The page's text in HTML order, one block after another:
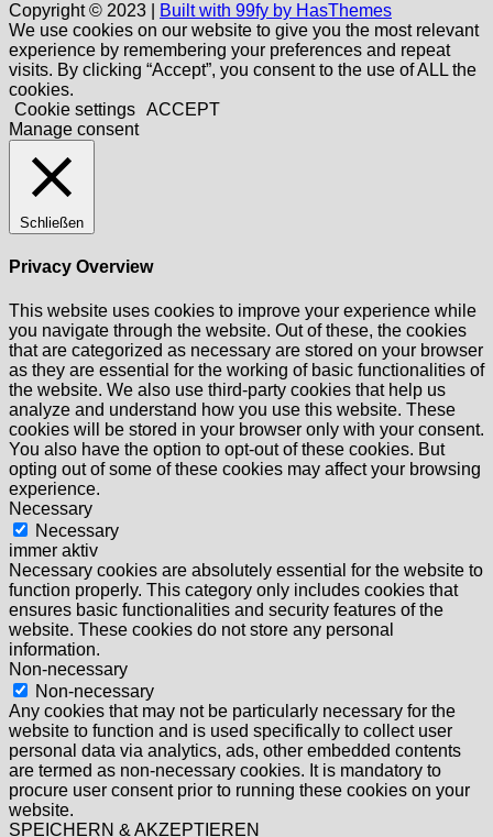
Copyright © 2023 |
Built with 99fy by HasThemes
We use cookies on our website to give you the most relevant
experience by remembering your preferences and repeat
visits. By clicking “Accept”, you consent to the use of ALL the
cookies.
Cookie settings ACCEPT
Manage consent
Schließen
Privacy Overview
This website uses cookies to improve your experience while
you navigate through the website. Out of these, the cookies
that are categorized as necessary are stored on your browser
as they are essential for the working of basic functionalities of
the website. We also use third-party cookies that help us
analyze and understand how you use this website. These
cookies will be stored in your browser only with your consent.
You also have the option to opt-out of these cookies. But
opting out of some of these cookies may affect your browsing
experience.
Necessary
Necessary
immer aktiv
Necessary cookies are absolutely essential for the website to
function properly. This category only includes cookies that
ensures basic functionalities and security features of the
website. These cookies do not store any personal
information.
Non-necessary
Non-necessary
Any cookies that may not be particularly necessary for the
website to function and is used specifically to collect user
personal data via analytics, ads, other embedded contents
are termed as non-necessary cookies. It is mandatory to
procure user consent prior to running these cookies on your
website.
SPEICHERN & AKZEPTIEREN